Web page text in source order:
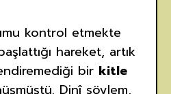
kontrol etmekte
hareket, artık
bir kitle
Dinî söylem,